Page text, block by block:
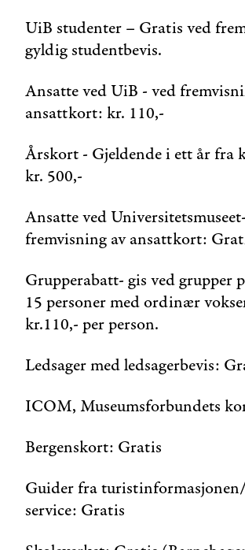
UiB studenter – Gratis ved
gyldig studentbevis.
Ansatte ved UiB - ved
ansattkort: kr. 110,-
Årskort - Gjeldende i ett år fra
kr. 500,-
Ansatte ved
fremvisning av ansattkort:
Grupperabatt- gis ved grupper
15 personer med ordinær
kr.110,- per person.
Ledsager med ledsagerbevis:
ICOM, Museumsforbundets
Bergenskort: Gratis
Guider fra
service: Gratis